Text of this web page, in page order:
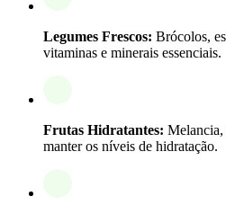
Legumes Frescos: Brócolos,
vitaminas e minerais essenciais.
Frutas Hidratantes: Melancia,
manter os níveis de hidratação.